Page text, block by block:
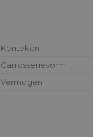
Kenteken
Carrosserievorm
Vermogen